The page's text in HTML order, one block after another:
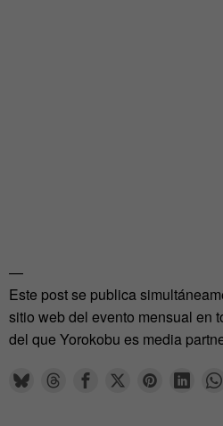
—
Este post se publica
sitio web del evento mensual en
del que Yorokobu es media